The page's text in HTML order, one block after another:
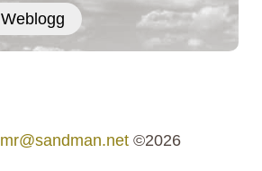
Weblogg
mr@sandman.net©2026